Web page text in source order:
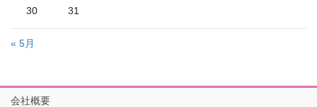
30 31
« 5月
会社概要